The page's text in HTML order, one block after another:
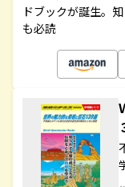
ドブックが誕生。
も必読